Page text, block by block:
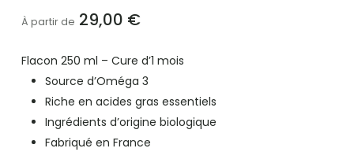
4.83
sur 5
notations
À partir de 29,00 €
Flacon 250 ml – Cure d’1 mois
Source d’Oméga 3
Riche en acides gras essentiels
Ingrédients d’origine biologique
Fabriqué en France